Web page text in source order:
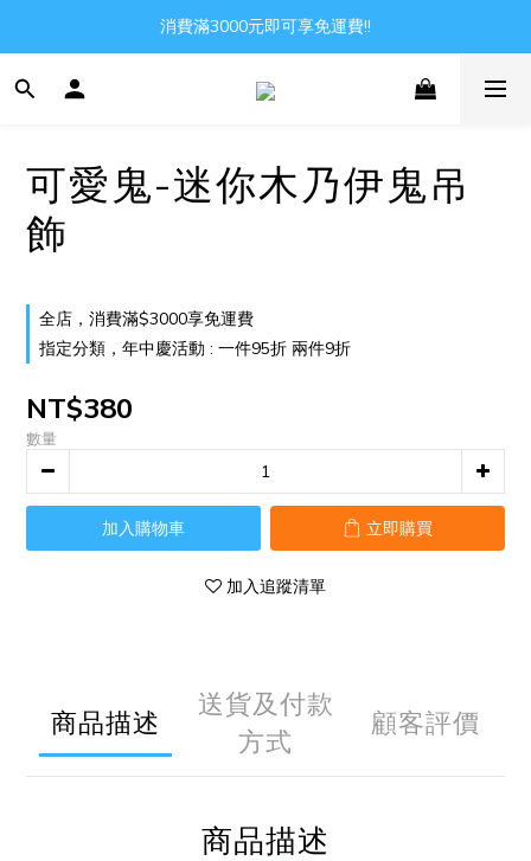
Gather all the joys in the world
消費滿3000元即可享免運費!!
可愛鬼-迷你木乃伊鬼吊
飾
全店，消費滿$3000享免運費
指定分類，年中慶活動 : 一件95折 兩件9折
NT$380
數量
加入購物車 立即購買
加入追蹤清單
商品描述
送貨及付款
方式
顧客評價
商品描述